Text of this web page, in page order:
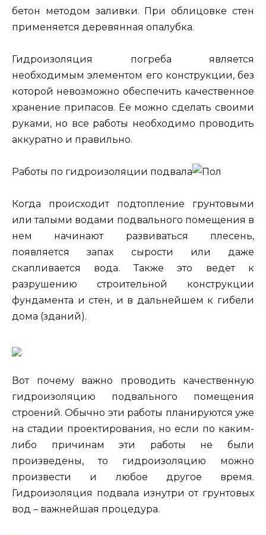
бетон методом заливки. При облицовке стен
применяется деревянная опалубка.
Гидроизоляция погреба является
необходимым элементом его конструкции, без
которой невозможно обеспечить качественное
хранение припасов. Ее можно сделать своими
руками, но все работы необходимо проводить
аккуратно и правильно.
Работы по гидроизоляции подвала
Когда происходит подтопление грунтовыми
или талыми водами подвального помещения в
нем начинают развиваться плесень,
появляется запах сырости или даже
скапливается вода. Также это ведет к
разрушению строительной конструкции
фундамента и стен, и в дальнейшем к гибели
дома (зданий).
Вот почему важно проводить качественную
гидроизоляцию подвального помещения
строений. Обычно эти работы планируются уже
на стадии проектирования, но если по каким-
либо причинам эти работы не были
произведены, то гидроизоляцию можно
произвести и любое другое время.
Гидроизоляция подвала изнутри от грунтовых
вод – важнейшая процедура.